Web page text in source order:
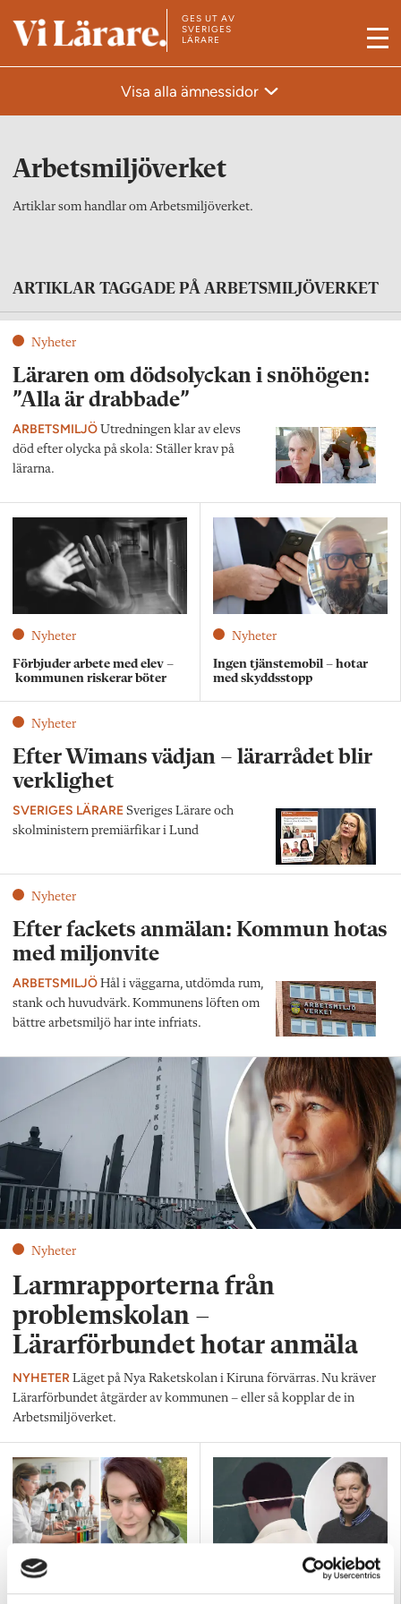
T
a
r
GES UT AV
SVERIGES
LÄRARE
M
Visa alla ämnessidor
Arbetsmiljöverket
Artiklar som handlar om Arbetsmiljöverket.
ARTIKLAR TAGGADE PÅ ARBETSMILJÖVERKET
Nyheter
Läraren om dödsolyckan i snöhögen:
”Alla är drabbade”
ARBETSMILJÖ Utredningen klar av elevs
död efter olycka på skola: Ställer krav på
lärarna.
Nyheter
Förbjuder arbete med elev –
kommunen riskerar böter
Nyheter
Ingen tjänstemobil – hotar
med skyddsstopp
Nyheter
Efter Wimans vädjan – lärarrådet blir
verklighet
SVERIGES LÄRARE Sveriges Lärare och
skolministern premiärfikar i Lund
Nyheter
Efter fackets anmälan: Kommun hotas
med miljonvite
ARBETSMILJÖ Hål i väggarna, utdömda rum,
stank och huvudvärk. Kommunens löften om
bättre arbetsmiljö har inte infriats.
Nyheter
Larmrapporterna från
problemskolan –
Lärarförbundet hotar anmäla
NYHETER Läget på Nya Raketskolan i Kiruna förvärras. Nu kräver
Lärarförbundet åtgärder av kommunen – eller så kopplar de in
Arbetsmiljöverket.
Ämnesläraren – matematik,